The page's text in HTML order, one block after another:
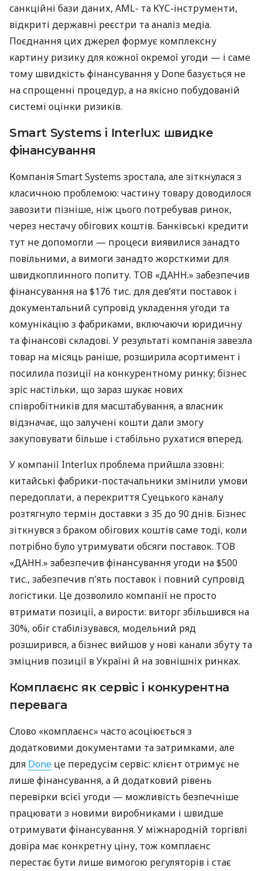
санкційні бази даних, AML- та KYC-інструменти,
відкриті державні реєстри та аналіз медіа.
Поєднання цих джерел формує комплексну
картину ризику для кожної окремої угоди — і саме
тому швидкість фінансування у Done базується не
на спрощенні процедур, а на якісно побудованій
системі оцінки ризиків.
Smart Systems і Interlux: швидке
фінансування
Компанія Smart Systems зростала, але зіткнулася з
класичною проблемою: частину товару доводилося
завозити пізніше, ніж цього потребував ринок,
через нестачу обігових коштів. Банківські кредити
тут не допомогли — процеси виявилися занадто
повільними, а вимоги занадто жорсткими для
швидкоплинного попиту. ТОВ «ДАНН.» забезпечив
фінансування на $176 тис. для дев’яти поставок і
документальний супровід укладення угоди та
комунікацію з фабриками, включаючи юридичну
та фінансові складові. У результаті компанія завезла
товар на місяць раніше, розширила асортимент і
посилила позиції на конкурентному ринку; бізнес
зріс настільки, що зараз шукає нових
співробітників для масштабування, а власник
відзначає, що залучені кошти дали змогу
закуповувати більше і стабільно рухатися вперед.
У компанії Interlux проблема прийшла ззовні:
китайські фабрики-постачальники змінили умови
передоплати, а перекриття Суецького каналу
розтягнуло термін доставки з 35 до 90 днів. Бізнес
зіткнувся з браком обігових коштів саме тоді, коли
потрібно було утримувати обсяги поставок. ТОВ
«ДАНН.» забезпечив фінансування угоди на $500
тис., забезпечив п’ять поставок і повний супровід
логістики. Це дозволило компанії не просто
втримати позиції, а вирости: виторг збільшився на
30%, обіг стабілізувався, модельний ряд
розширився, а бізнес вийшов у нові канали збуту та
зміцнив позиції в Україні й на зовнішніх ринках.
Комплаєнс як сервіс і конкурентна
перевага
Слово «комплаєнс» часто асоціюється з
додатковими документами та затримками, але
для Done це передусім сервіс: клієнт отримує не
лише фінансування, а й додатковий рівень
перевірки всієї угоди — можливість безпечніше
працювати з новими виробниками і швидше
отримувати фінансування. У міжнародній торгівлі
довіра має конкретну ціну, тож комплаєнс
перестає бути лише вимогою регуляторів і стає